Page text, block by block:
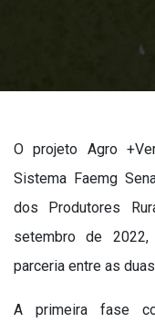
O projeto Agro
Sistema Faemg
dos Produtores
setembro de
parceria entre as
A primeira fase